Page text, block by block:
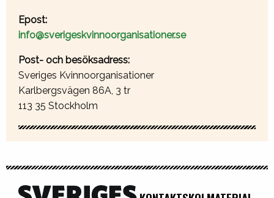
Epost:
info@sverigeskvinnoorganisationer.se
Post- och besöksadress:
Sveriges Kvinnoorganisationer
Karlbergsvägen 86A, 3 tr
113 35 Stockholm